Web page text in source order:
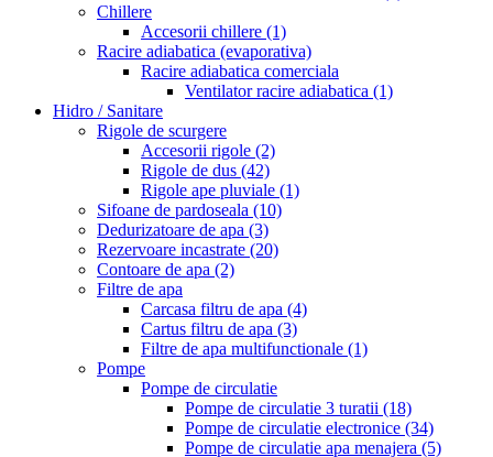
Chillere
Accesorii chillere (1)
Racire adiabatica (evaporativa)
Racire adiabatica comerciala
Ventilator racire adiabatica (1)
Hidro / Sanitare
Rigole de scurgere
Accesorii rigole (2)
Rigole de dus (42)
Rigole ape pluviale (1)
Sifoane de pardoseala (10)
Dedurizatoare de apa (3)
Rezervoare incastrate (20)
Contoare de apa (2)
Filtre de apa
Carcasa filtru de apa (4)
Cartus filtru de apa (3)
Filtre de apa multifunctionale (1)
Pompe
Pompe de circulatie
Pompe de circulatie 3 turatii (18)
Pompe de circulatie electronice (34)
Pompe de circulatie apa menajera (5)